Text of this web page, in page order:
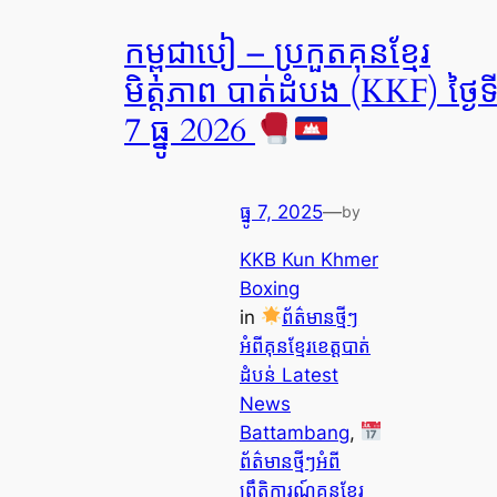
កម្ពុជាបៀ – ប្រកួតគុនខ្មែរ
មិត្តភាព បាត់ដំបង (KKF) ថ្ងៃ
7 ធ្នូ 2026
ធ្នូ 7, 2025—by
KKB Kun Khmer
Boxing
in
ព័ត៌មានថ្មីៗ
អំពីគុនខ្មែរខេត្តបាត់
ដំបន់ Latest
News
Battambang,
ព័ត៌មានថ្មីៗអំពី
ព្រឹត្តិការណ៍គុនខ្មែរ